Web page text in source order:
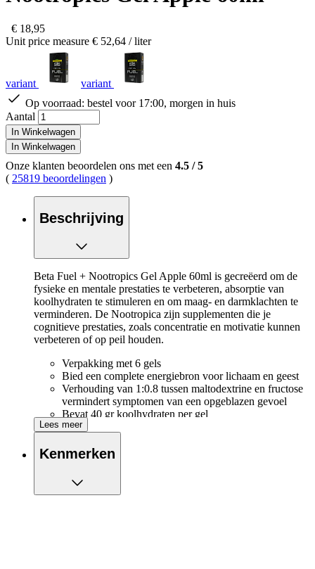
€ 18,95
Unit price measure € 52,64 / liter
variant
variant
Op voorraad: bestel voor 17:00, morgen in huis
Aantal
In Winkelwagen
In Winkelwagen
Onze klanten beoordelen ons met een 4.5 /5
( 25819 beoordelingen )
Beschrijving
Beta Fuel + Nootropics Gel Apple 60ml is gecreëerd om de
fysieke en mentale prestaties te verbeteren, absorptie van
koolhydraten te stimuleren en om maag- en darmklachten te
verminderen. De Nootropica zijn supplementen die je
cognitieve prestaties, zoals concentratie en motivatie kunnen
verbeteren of op peil houden.
Verpakking met 6 gels
Bied een complete energiebron voor lichaam en geest
Verhouding van 1:0.8 tussen maltodextrine en fructose
vermindert symptomen van een opgeblazen gevoel
Bevat 40 gr koolhydraten per gel
Lees meer
Kenmerken